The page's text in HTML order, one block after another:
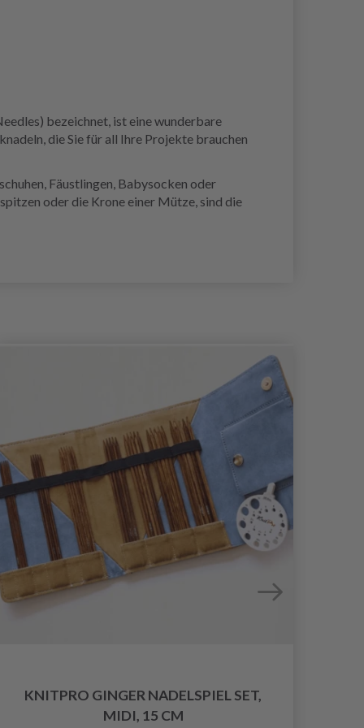
bezeichnet, ist eine wunderbare
die Sie für all Ihre Projekte brauchen
Fäustlingen, Babysocken oder
oder die Krone einer Mütze, sind die
KNITPRO GINGER NADELSPIEL SET,
MIDI, 15 CM